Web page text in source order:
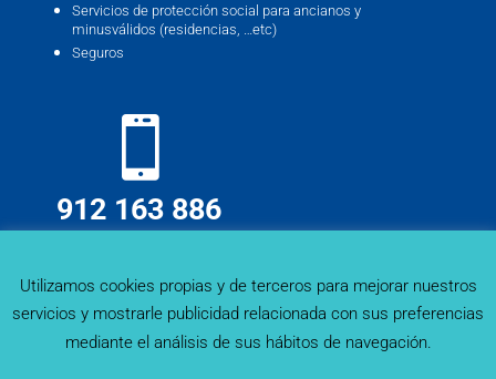
Servicios de protección social para ancianos y
minusválidos (residencias, …etc)
Seguros
912 163 886
Utilizamos cookies propias y de terceros para mejorar nuestros
servicios y mostrarle publicidad relacionada con sus preferencias
mediante el análisis de sus hábitos de navegación.